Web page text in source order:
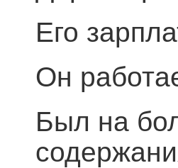
Его
Он
Был на